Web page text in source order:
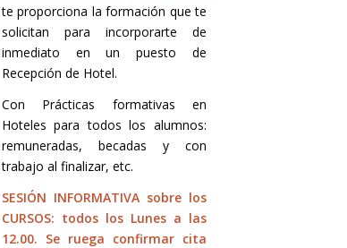
te proporciona la formación que te
solicitan para incorporarte de
inmediato en un puesto de
Recepción de Hotel.
Con Prácticas formativas en
Hoteles para todos los alumnos:
remuneradas, becadas y con
trabajo al finalizar, etc.
SESIÓN INFORMATIVA sobre los
CURSOS: todos los Lunes a las
12.00. Se ruega confirmar cita